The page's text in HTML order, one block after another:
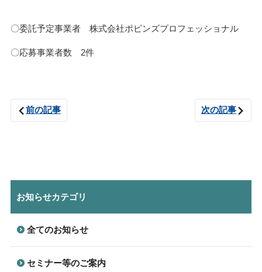
〇委託予定事業者 株式会社ポピンズプロフェッショナル
〇応募事業者数 2件
前の記事 次の記事
お知らせカテゴリ
全てのお知らせ
セミナー等のご案内